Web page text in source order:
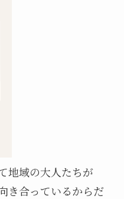
地域の大人たちが
き合っているからだ